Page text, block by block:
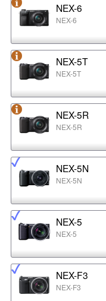
NEX-6
NEX-6
NEX-5T
NEX-5T
NEX-5R
NEX-5R
NEX-5N
NEX-5N
NEX-5
NEX-5
NEX-F3
NEX-F3